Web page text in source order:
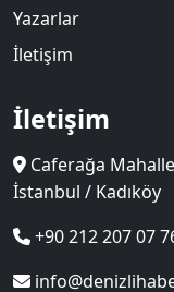
Yazarlar
İletişim
İletişim
Caferağa
İstanbul / Kadıköy
+90 212 207 07